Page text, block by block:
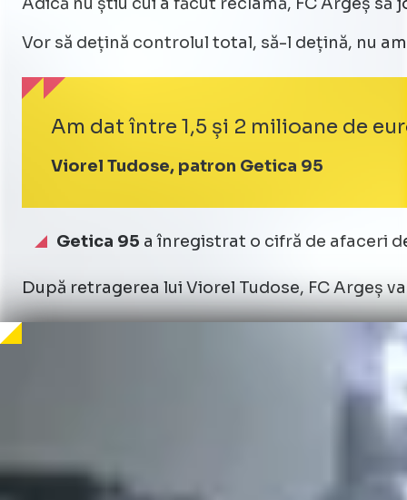
Vor să dețină controlul total, să-l dețină, nu
Am dat între 1,5 și 2 milioane de
Viorel Tudose, patron Getica 95
Getica 95 a înregistrat o cifră de afaceri
După retragerea lui Viorel Tudose, FC Argeș